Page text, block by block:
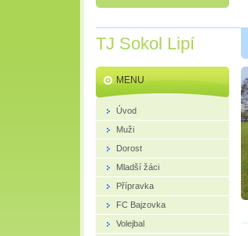
TJ Sokol Lipí
MENU
Úvod
Muži
Dorost
Mladší žáci
Přípravka
FC Bajzovka
Volejbal